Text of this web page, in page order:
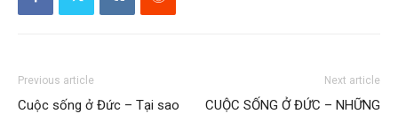
Previous article
Cuộc sống ở Đức – Tại sao
Next article
CUỘC SỐNG Ở ĐỨC – NHỮNG